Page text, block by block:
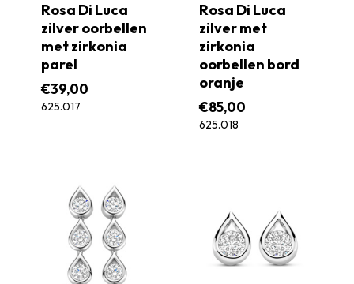
Rosa Di Luca
zilver oorbellen
met zirkonia
parel
€39,00
625.017
Rosa Di Luca
zilver met
zirkonia
oorbellen bord
oranje
€85,00
625.018